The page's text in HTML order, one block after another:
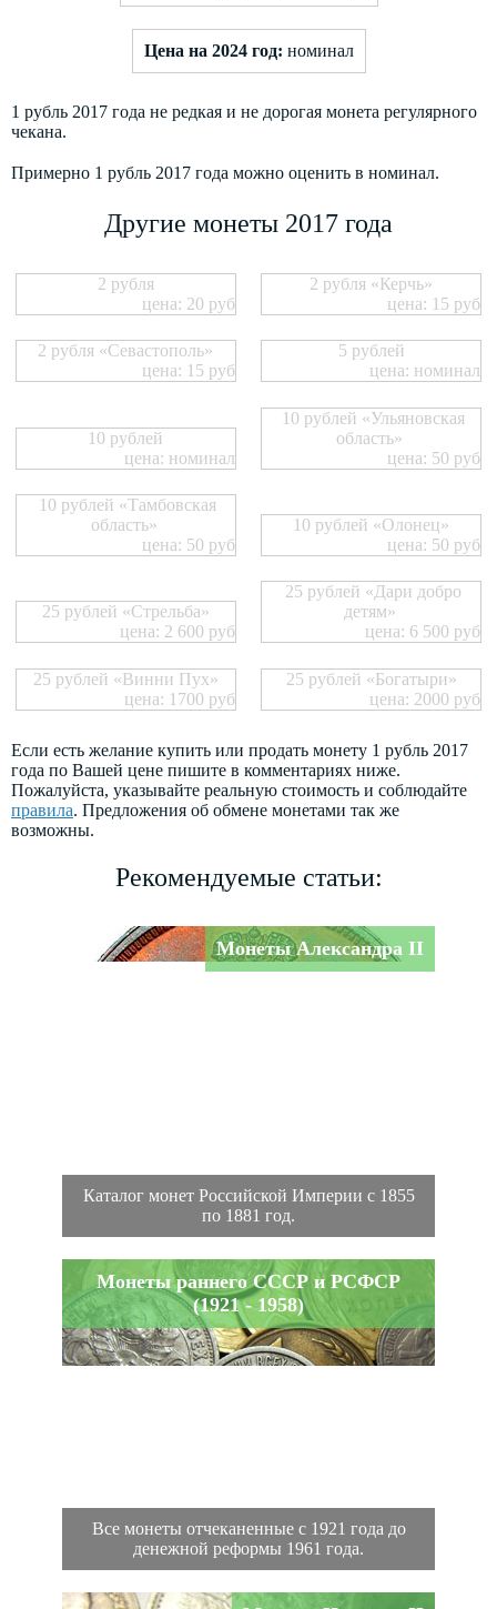
Цена на 2024 год: номинал
1 рубль 2017 года не редкая и не дорогая монета регулярного
чекана.
Примерно 1 рубль 2017 года можно оценить в номинал.
Другие монеты 2017 года
2 рубля
цена: 20 руб
2 рубля «Керчь»
цена: 15 руб
2 рубля «Севастополь»
цена: 15 руб
5 рублей
цена: номинал
10 рублей
цена: номинал
10 рублей «Ульяновская
область»
цена: 50 руб
10 рублей «Тамбовская
область»
цена: 50 руб
10 рублей «Олонец»
цена: 50 руб
25 рублей «Стрельба»
цена: 2 600 руб
25 рублей «Дари добро
детям»
цена: 6 500 руб
25 рублей «Винни Пух»
цена: 1700 руб
25 рублей «Богатыри»
цена: 2000 руб
Если есть желание купить или продать монету 1 рубль 2017
года по Вашей цене пишите в комментариях ниже.
Пожалуйста, указывайте реальную стоимость и соблюдайте
правила. Предложения об обмене монетами так же
возможны.
Рекомендуемые статьи:
Монеты Александра II
Каталог монет Российской Империи с 1855
по 1881 год.
Монеты раннего СССР и РСФСР
(1921 - 1958)
Все монеты отчеканенные с 1921 года до
денежной реформы 1961 года.